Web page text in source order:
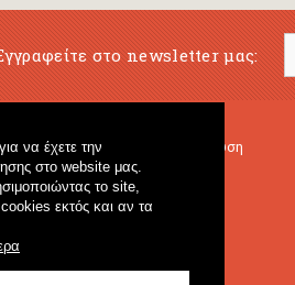
να έχετε την
στο website μας.
το site,
εκτός και αν τα
στο newsletter μας:
Μουσική Εκπαίδευση
Fagotto Blog